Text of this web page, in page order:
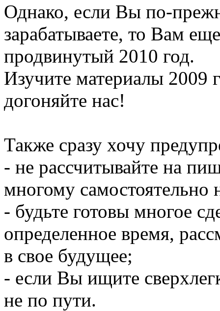
Однако, если Вы по-
зарабатываете, то Вам
продвинутый 2010 год.
Изучите материалы 2009
догоняйте нас!
Также сразу хочу
- не рассчитывайте на
многому самостоятельно
- будьте готовы многое
определенное время,
в свое будущее;
- если Вы ищите
не по пути.